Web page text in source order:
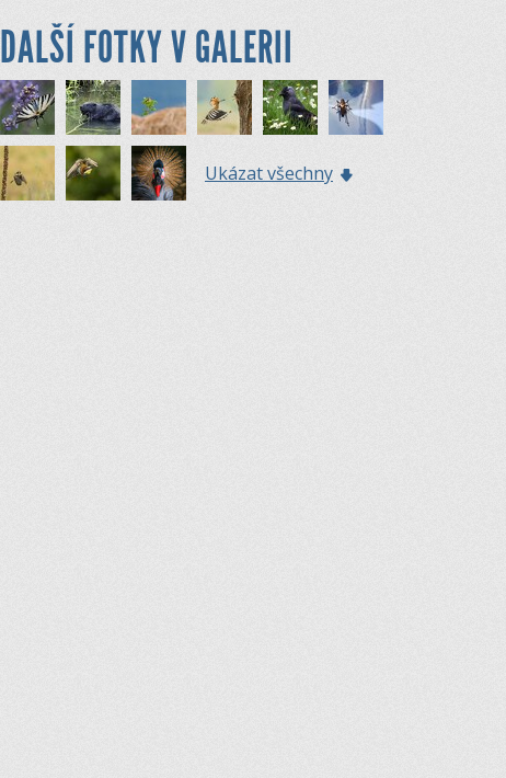
DALŠÍ FOTKY V GALERII
Ukázat všechny